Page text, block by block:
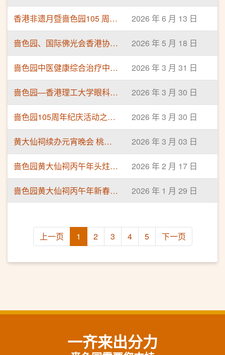
香港非遗月暨啬色园105 周年纪庆—「非遗风韵．穿越传承」正式揭幕 应节设端午非遗体验 免费公众活动推广非遗 2026 年 6 月 13 日
啬色园、国际佛光会香港协会 首度合办「庆祝佛诞浴佛」活动 设互动体验区 黄大仙祠延长开放时间 2026 年 5 月 18 日
啬色园中医健康综合治疗中心（黄大仙）新增WhatsApp预约服务 2026 年 3 月 31 日
啬色园—香港理工大学眼科视光学中心（黄大仙教学中心） 合作协议签署仪式 2026 年 3 月 30 日
啬色园105周年纪庆活动之系列式专题健康讲座「中医的情志管理及调护」 2026 年 3 月 30 日
黄大仙祠续办元宵晚会 桃花满园挂上良缘祈愿 2026 年 3 月 03 日
啬色园黄大仙祠丙午年头炷香 骏马献瑞迎新春 ​ 2026 年 2 月 17 日
啬色园黄大仙祠丙午年新春参神安排 金马献瑞迎新春 普天同庆贺新年 2026 年 1 月 29 日
上一页 1 2 3 4 5 下一页
一齐来出分力